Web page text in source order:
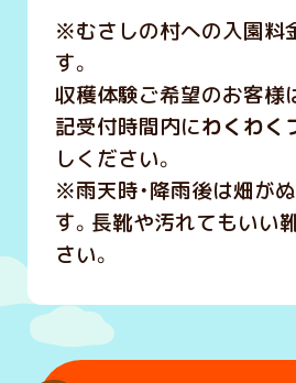
※むさしの村への入園料
す。
収穫体験ご希望のお客様
記受付時間内にわくわく
しください。
※雨天時・降雨後は畑が
す。長靴や汚れてもいい
さい。